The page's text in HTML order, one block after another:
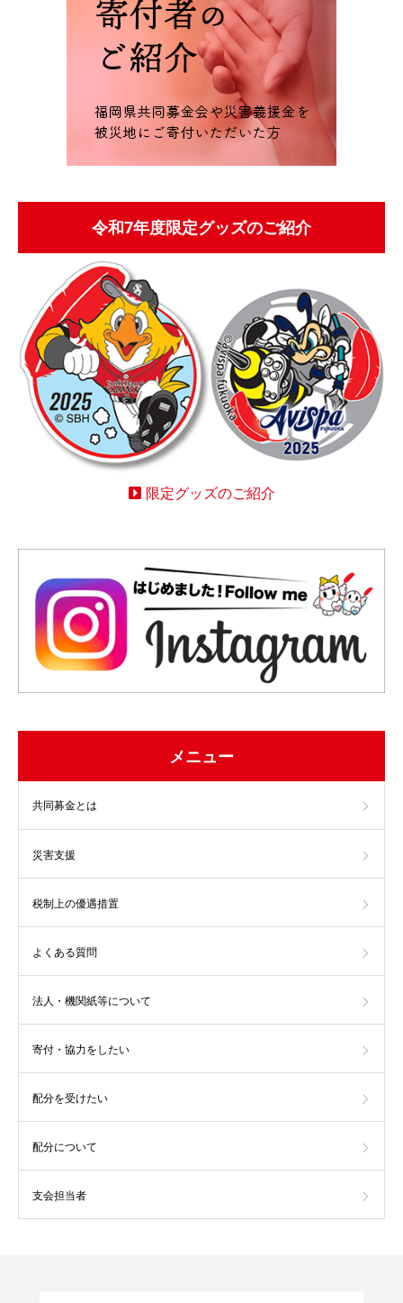
令和7年度限定グッズのご紹介
限定グッズのご紹介
メニュー
共同募金とは
災害支援
税制上の優遇措置
よくある質問
法人・機関紙等について
寄付・協力をしたい
配分を受けたい
配分について
支会担当者